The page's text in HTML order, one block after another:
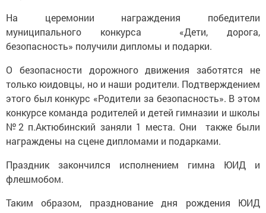
На церемонии награждения победители
муниципального конкурса «Дети, дорога,
безопасность» получили дипломы и подарки.
О безопасности дорожного движения заботятся не
только юидовцы, но и наши родители. Подтверждением
этого был конкурс «Родители за безопасность». В этом
конкурсе команда родителей и детей гимназии и школы
№2 п.Актюбинский заняли 1 места. Они также были
награждены на сцене дипломами и подарками.
Праздник закончился исполнением гимна ЮИД и
флешмобом.
Таким образом, празднование дня рождения ЮИД